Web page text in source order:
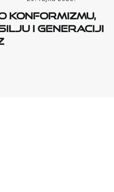
konformizmu,
i generaciji